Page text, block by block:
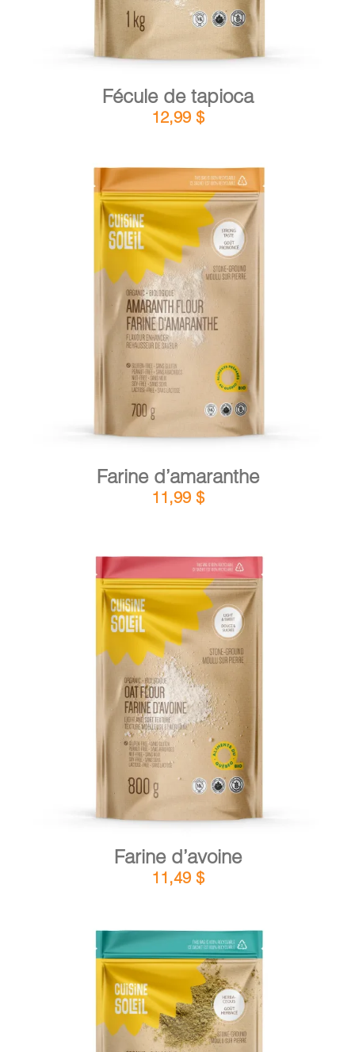
Fécule de tapioca
12,99 $
AJOUTER AU PANIER /
Farine d’amaranthe
11,99 $
AJOUTER AU PANIER / DÉTAILS
Farine d’avoine
11,49 $